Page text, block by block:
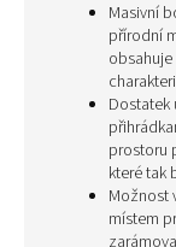
Masivní
přírodní
Dostatek
prostoru
které tak
Možnost
místem